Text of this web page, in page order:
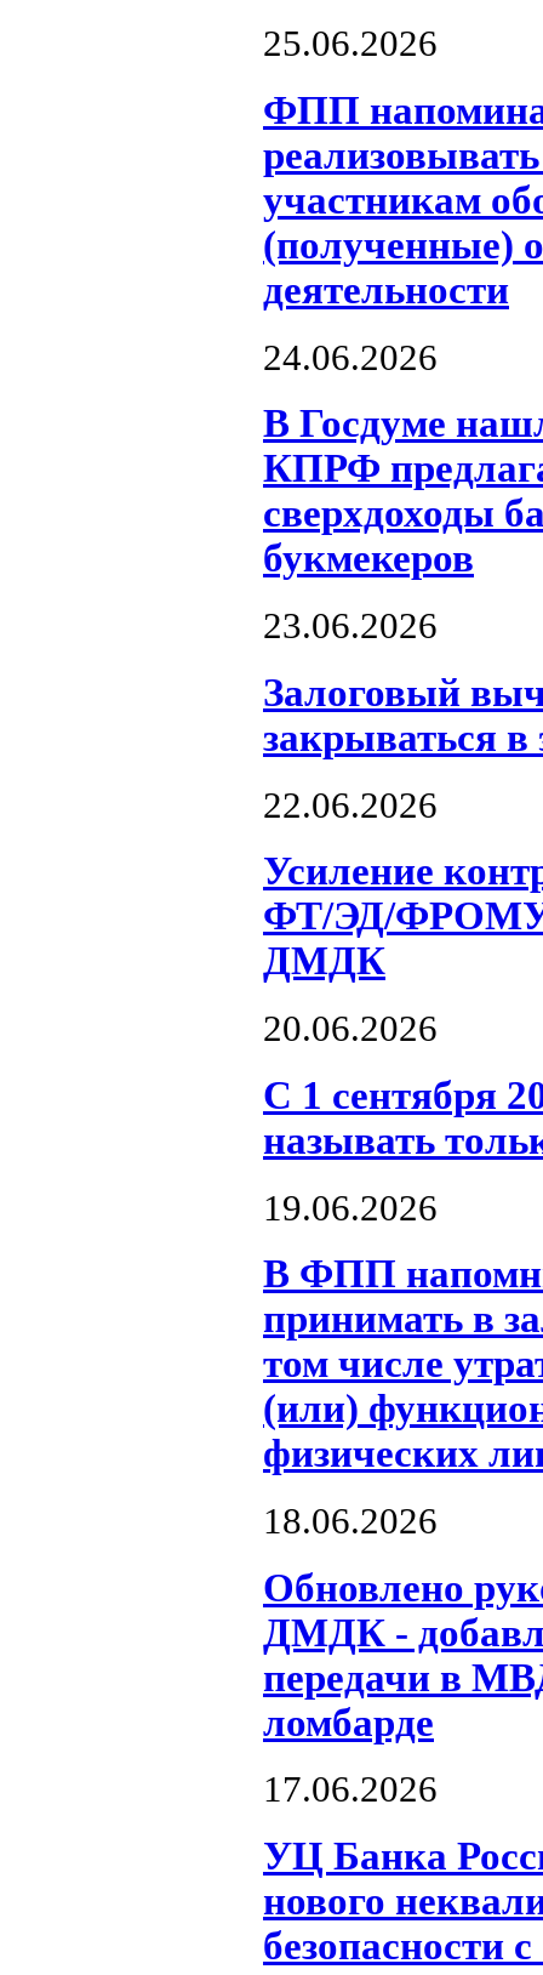
25.06.2026
ФПП
участникам
(полученные)
деятельности
24.06.2026
В Госдуме
КПРФ
сверхдоходы
букмекеров
23.06.2026
Залоговый
закрываться в
22.06.2026
Усиление
ФТ/ЭД/ФРОМУ
ДМДК
20.06.2026
С 1 сентября
называть
19.06.2026
В ФПП
принимать в
том числе
(или)
физических
18.06.2026
Обновлено
ДМДК -
передачи в
ломбарде
17.06.2026
УЦ Банка
нового
безопасности